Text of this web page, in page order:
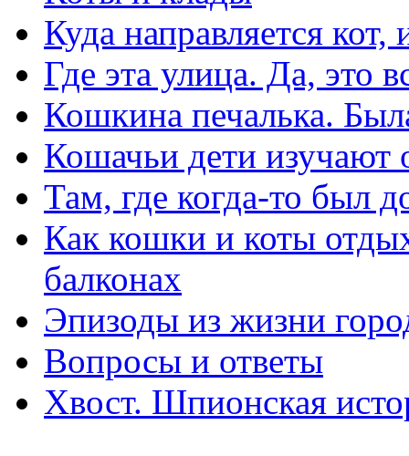
Куда направляется
Где эта улица. Да, это
Кошкина печалька.
Кошачьи дети
Там, где когда-то был
Как кошки и коты
балконах
Эпизоды из жизни
Вопросы и ответы
Хвост. Шпионская